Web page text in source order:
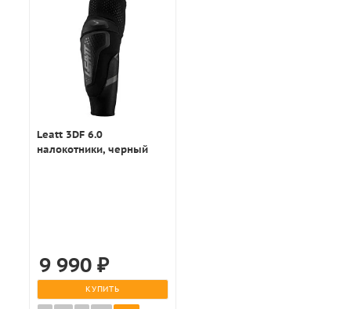
Leatt 3DF 6.0
налокотники, черный
9 990₽
КУПИТЬ